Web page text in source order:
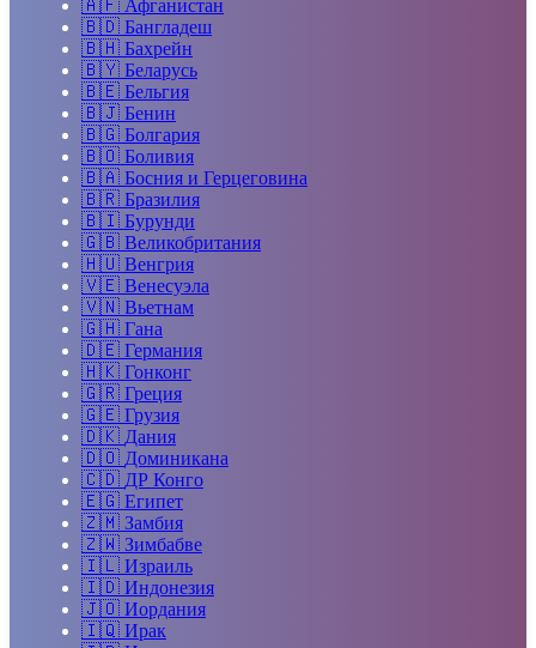
🇦🇫 Афганистан
🇧🇩 Бангладеш
🇧🇭 Бахрейн
🇧🇾 Беларусь
🇧🇪 Бельгия
🇧🇯 Бенин
🇧🇬 Болгария
🇧🇴 Боливия
🇧🇦 Босния и Герцеговина
🇧🇷 Бразилия
🇧🇮 Бурунди
🇬🇧 Великобритания
🇭🇺 Венгрия
🇻🇪 Венесуэла
🇻🇳 Вьетнам
🇬🇭 Гана
🇩🇪 Германия
🇭🇰 Гонконг
🇬🇷 Греция
🇬🇪 Грузия
🇩🇰 Дания
🇩🇴 Доминикана
🇨🇩 ДР Конго
🇪🇬 Египет
🇿🇲 Замбия
🇿🇼 Зимбабве
🇮🇱 Израиль
🇮🇩 Индонезия
🇯🇴 Иордания
🇮🇶 Ирак